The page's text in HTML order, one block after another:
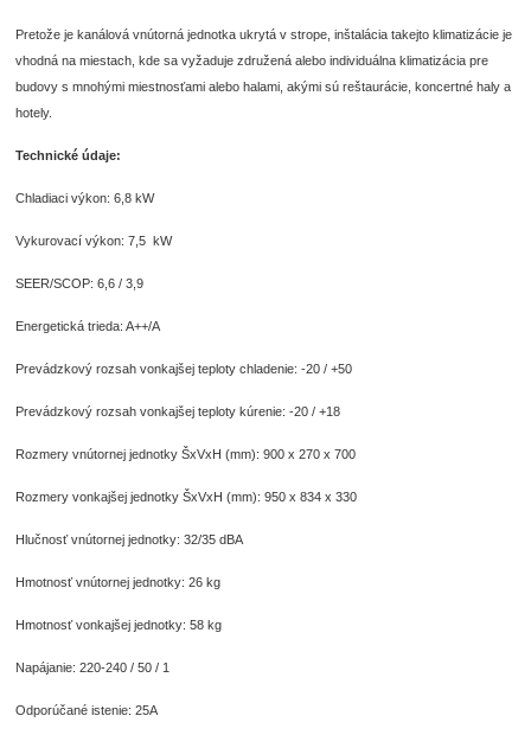
Pretože je kanálová vnútorná jednotka ukrytá v strope, inštalácia takejto klimatizácie je
vhodná na miestach, kde sa vyžaduje združená alebo individuálna klimatizácia pre
budovy s mnohými miestnosťami alebo halami, akými sú reštaurácie, koncertné haly a
hotely.
Technické údaje:
Chladiaci výkon: 6,8 kW
Vykurovací výkon: 7,5 kW
SEER/SCOP: 6,6 / 3,9
Energetická trieda: A++/A
Prevádzkový rozsah vonkajšej teploty chladenie: -20 / +50
Prevádzkový rozsah vonkajšej teploty kúrenie: -20 / +18
Rozmery vnútornej jednotky ŠxVxH (mm): 900 x 270 x 700
Rozmery vonkajšej jednotky ŠxVxH (mm): 950 x 834 x 330
Hlučnosť vnútornej jednotky: 32/35 dBA
Hmotnosť vnútornej jednotky: 26 kg
Hmotnosť vonkajšej jednotky: 58 kg
Napájanie: 220-240 / 50 / 1
Odporúčané istenie: 25A